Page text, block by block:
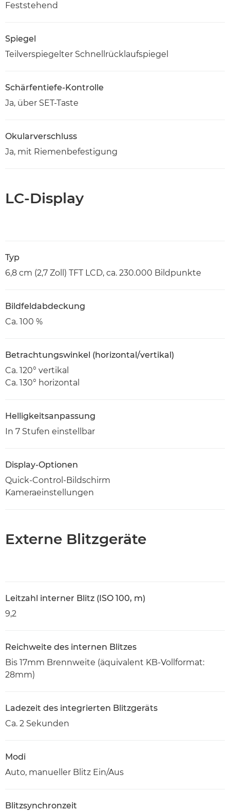
Feststehend
Spiegel
Teilverspiegelter Schnellrücklaufspiegel
Schärfentiefe-Kontrolle
Ja, über SET-Taste
Okularverschluss
Ja, mit Riemenbefestigung
LC-Display
Typ
6,8 cm (2,7 Zoll) TFT LCD, ca. 230.000 Bildpunkte
Bildfeldabdeckung
Ca. 100 %
Betrachtungswinkel (horizontal/vertikal)
Ca. 120° vertikal
Ca. 130° horizontal
Helligkeitsanpassung
In 7 Stufen einstellbar
Display-Optionen
Quick-Control-Bildschirm
Kameraeinstellungen
Externe Blitzgeräte
Leitzahl interner Blitz (ISO 100, m)
9,2
Reichweite des internen Blitzes
Bis 17mm Brennweite (äquivalent KB-Vollformat:
28mm)
Ladezeit des integrierten Blitzgeräts
Ca. 2 Sekunden
Modi
Auto, manueller Blitz Ein/Aus
Blitzsynchronzeit